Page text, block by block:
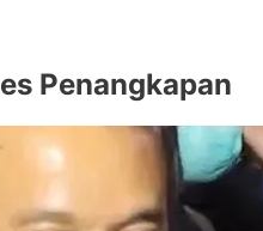
Penangkapan